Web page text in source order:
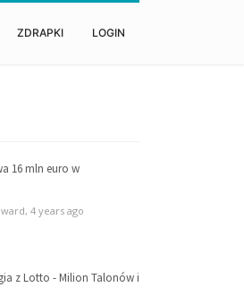
ZDRAPKI LOGIN
16 mln euro w
4 years ago
z Lotto - Milion Talonów i